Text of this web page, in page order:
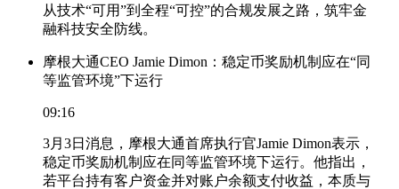
从技术“可用”到全程“可控”的合规发展之路，筑牢金
融科技安全防线。
摩根大通CEO Jamie Dimon：稳定币奖励机制应在“同
等监管环境”下运行
09:16
3月3日消息，摩根大通首席执行官Jamie Dimon表示，
稳定币奖励机制应在同等监管环境下运行。他指出，
若平台持有客户资金并对账户余额支付收益，本质与